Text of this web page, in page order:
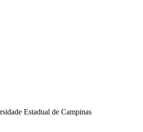
Estadual de Campinas